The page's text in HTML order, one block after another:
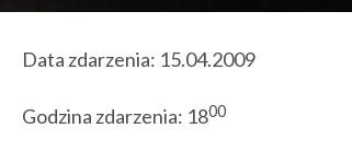
Data zdarzenia: 15.04.2009
Godzina zdarzenia: 1800